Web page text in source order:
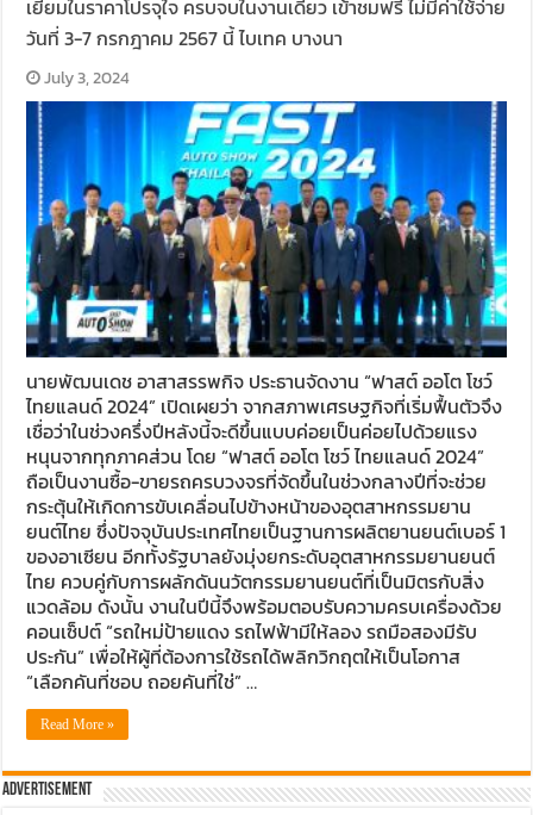
เยี่ยมในราคาโปรจุใจ ครบจบในงานเดียว เข้าชมฟรี ไม่มีค่าใช้จ่าย
วันที่ 3-7 กรกฎาคม 2567 นี้ ไบเทค บางนา
July 3, 2024
นายพัฒนเดช อาสาสรรพกิจ ประธานจัดงาน “ฟาสต์ ออโต โชว์
ไทยแลนด์ 2024” เปิดเผยว่า จากสภาพเศรษฐกิจที่เริ่มฟื้นตัวจึง
เชื่อว่าในช่วงครึ่งปีหลังนี้จะดีขึ้นแบบค่อยเป็นค่อยไปด้วยแรง
หนุนจากทุกภาคส่วน โดย “ฟาสต์ ออโต โชว์ ไทยแลนด์ 2024”
ถือเป็นงานซื้อ-ขายรถครบวงจรที่จัดขึ้นในช่วงกลางปีที่จะช่วย
กระตุ้นให้เกิดการขับเคลื่อนไปข้างหน้าของอุตสาหกรรมยาน
ยนต์ไทย ซึ่งปัจจุบันประเทศไทยเป็นฐานการผลิตยานยนต์เบอร์ 1
ของอาเซียน อีกทั้งรัฐบาลยังมุ่งยกระดับอุตสาหกรรมยานยนต์
ไทย ควบคู่กับการผลักดันนวัตกรรมยานยนต์ที่เป็นมิตรกับสิ่ง
แวดล้อม ดังนั้น งานในปีนี้จึงพร้อมตอบรับความครบเครื่องด้วย
คอนเซ็ปต์ “รถใหม่ป้ายแดง รถไฟฟ้ามีให้ลอง รถมือสองมีรับ
ประกัน” เพื่อให้ผู้ที่ต้องการใช้รถได้พลิกวิกฤตให้เป็นโอกาส
“เลือกคันที่ชอบ ถอยคันที่ใช่” …
Read More »
Advertisement